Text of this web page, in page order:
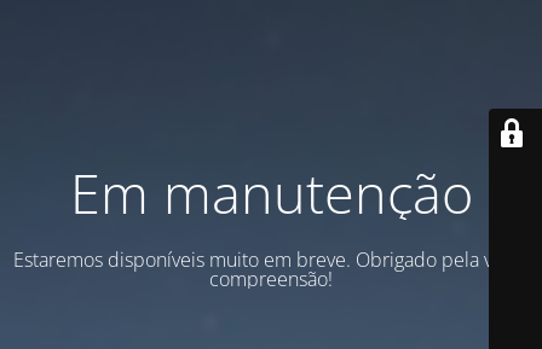
Em manutenção
Estaremos disponíveis muito em breve. Obrigado pela vossa
compreensão!